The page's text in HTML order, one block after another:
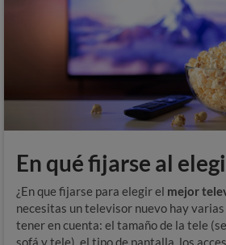
En qué fijarse al
¿En que fijarse para elegir el mejor
necesitas un televisor nuevo hay
tener en cuenta: el tamaño de la tele
sofá y tele), el tipo de pantalla, los